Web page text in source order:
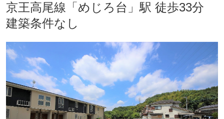
京王高尾線「めじろ台」駅 徒歩33分
建築条件なし